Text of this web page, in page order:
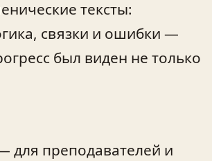
тексты:
связки и ошибки —
был виден не только
для преподавателей и